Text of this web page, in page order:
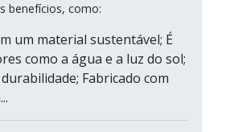
benefícios, como:
um material sustentável; É
como a água e a luz do sol;
Fabricado com